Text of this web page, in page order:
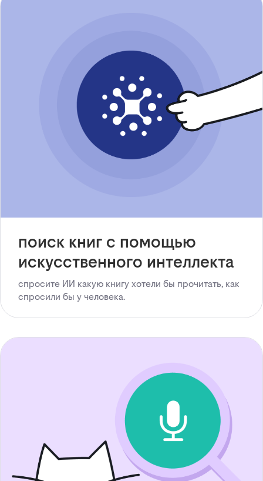
поиск книг с помощью
искусственного интеллекта
спросите ИИ какую книгу хотели бы прочитать, как
спросили бы у человека.